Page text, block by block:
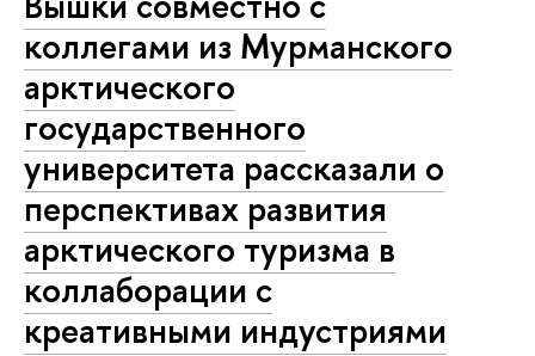
коллегами из Мурманского
арктического
государственного
университета рассказали о
перспективах развития
арктического туризма в
коллаборации с
креативными индустриями